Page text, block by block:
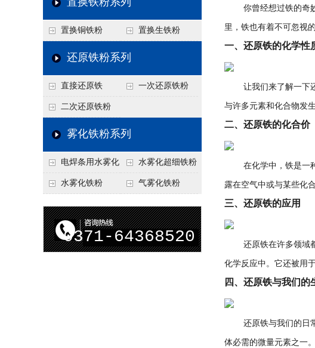
置换铜铁粉 置换生铁粉
还原铁粉系列
直接还原铁 一次还原铁粉
二次还原铁粉
雾化铁粉系列
电焊条用水雾化
铁粉
水雾化超细铁粉
水雾化铁粉 气雾化铁粉
0371-64368520
你曾经想过铁的奇妙
里，铁也有着不可忽视
一、还原铁的化学性
让我们来了解一下还
与许多元素和化合物发
二、还原铁的化合价
在化学中，铁是一种
露在空气中或与某些化
三、还原铁的应用
还原铁在许多领域都
化学反应中。它还被用
四、还原铁与我们的
还原铁与我们的日常
体必需的微量元素之一